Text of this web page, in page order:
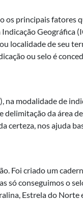
os principais fatores
Geográfica
localidade de seu
ou selo é
modalidade de
da área
certeza, nos ajuda
Foi criado um
só conseguimos o
Estrela do Norte e